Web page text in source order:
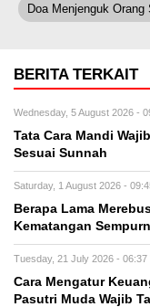
Doa Menjenguk
BERITA TERKAIT
Wednesday, 5 August 2026 -
Tata Cara Mandi
Sesuai Sunnah
Saturday, 1 August 2026 -
Berapa Lama
Kematangan
Tuesday, 21 July 2026 - 06:37
Cara Mengatur
Pasutri Muda Wajib